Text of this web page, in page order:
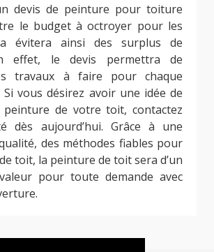
devis de peinture pour toiture
le budget à octroyer pour les
évitera ainsi des surplus de
effet, le devis permettra de
travaux à faire pour chaque
vous désirez avoir une idée de
de votre toit, contactez
dès aujourd’hui. Grâce à une
des méthodes fiables pour
toit, la peinture de toit sera d’un
pour toute demande avec